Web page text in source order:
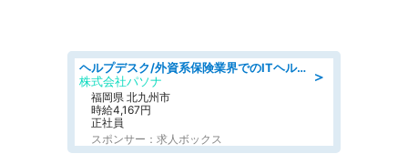
＞
ヘルプデスク/外資系保険業界でのITヘルプデスク業務/駅近/即日勤務可/ヘルプデスク
株式会社パソナ
福岡県 北九州市
時給4,167円
正社員
スポンサー：求人ボックス